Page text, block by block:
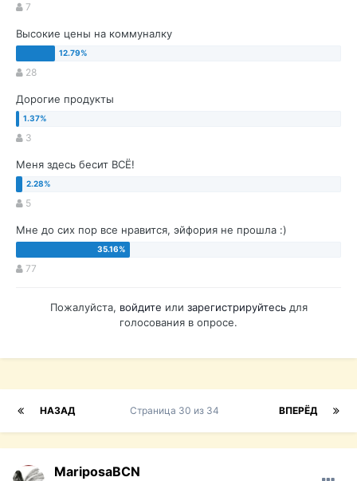
7
Высокие цены на коммуналку
28
Дорогие продукты
3
Меня здесь бесит ВСЁ!
5
Мне до сих пор все нравится, эйфория не прошла :)
77
Пожалуйста, войдите или зарегистрируйтесьдля
голосования в опросе.
НАЗАД ВПЕРЁД
Страница 30 из 34
MariposaBCN